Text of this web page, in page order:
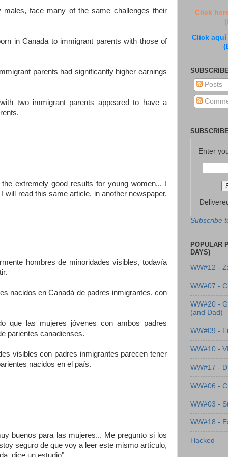
males, face many of the same challenges their
in Canada to immigrant parents with those of
parents had significantly higher earnings
two immigrant parents appeared to have a
extremely good results for young women... I
read this same article, in another newspaper,
hombres de minoridades visibles, todavía
nacidos en Canadá de padres inmigrantes, con
que las mujeres jóvenes con ambos padres
parientes canadienses.
visibles con padres inmigrantes parecen tener
nacidos en el país.
buenos para las mujeres... Me pregunto si los
seguro de que voy a leer este mismo artículo,
Click
Click aquí
Posts
Enter
Subscribe
POPULAR
DAYS)
WW#12 -
WW#07 -
WW#20 -
(and Dad)
WW#09 -
WW#10 -
WW#17 -
WW#06 -
WW#03 -
WW#18 -
Hacked